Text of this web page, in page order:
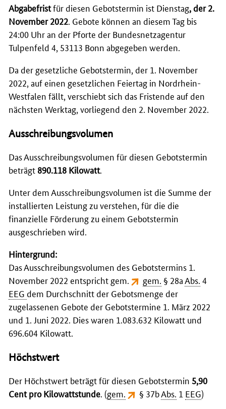
Abgabefristfür diesen Gebotstermin ist Dienstag, der 2.
November 2022. Gebote können an diesem Tag bis
24:00 Uhr an der Pforte der Bundesnetzagentur
Tulpenfeld 4, 53113 Bonn abgegeben werden.
Da der gesetzliche Gebotstermin, der 1. November
2022, auf einen gesetzlichen Feiertag in Nordrhein-
Westfalen fällt, verschiebt sich das Fristende auf den
nächsten Werktag, vorliegend den 2. November 2022.
Ausschreibungsvolumen
Das Ausschreibungsvolumen für diesen Gebotstermin
beträgt 890.118 Kilowatt.
Unter dem Ausschreibungsvolumen ist die Summe der
installierten Leistung zu verstehen, für die die
finanzielle Förderung zu einem Gebotstermin
ausgeschrieben wird.
Hintergrund:
Das Ausschreibungsvolumen des Gebotstermins 1.
November 2022 entspricht gem.
gem. § 28aAbs. 4
EEG dem Durchschnitt der Gebotsmenge der
zugelassenen Gebote der Gebotstermine 1. März 2022
und 1. Juni 2022. Dies waren 1.083.632 Kilowatt und
696.604 Kilowatt.
Höchstwert
Der Höchstwert beträgt für diesen Gebotstermin 5,90
Cent pro Kilowattstunde. (gem. § 37bAbs. 1 EEG)